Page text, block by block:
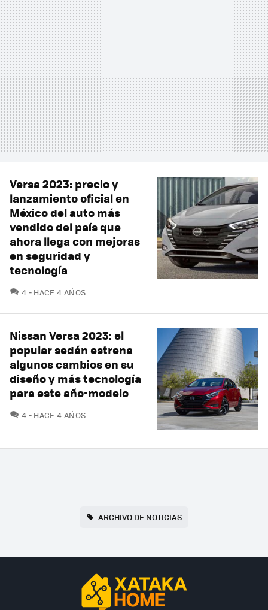
Versa 2023: precio y
lanzamiento oficial en
México del auto más
vendido del país que
ahora llega con mejoras
en seguridad y
tecnología
4 COMENTARIOS
HACE 4 AÑOS
Nissan Versa 2023: el
popular sedán estrena
algunos cambios en su
diseño y más tecnología
para este año-modelo
4 COMENTARIOS
HACE 4 AÑOS
ARCHIVO DE NOTICIAS